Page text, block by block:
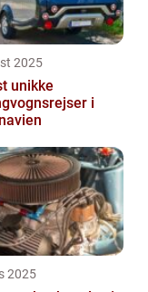
2025
unikke
i
2025